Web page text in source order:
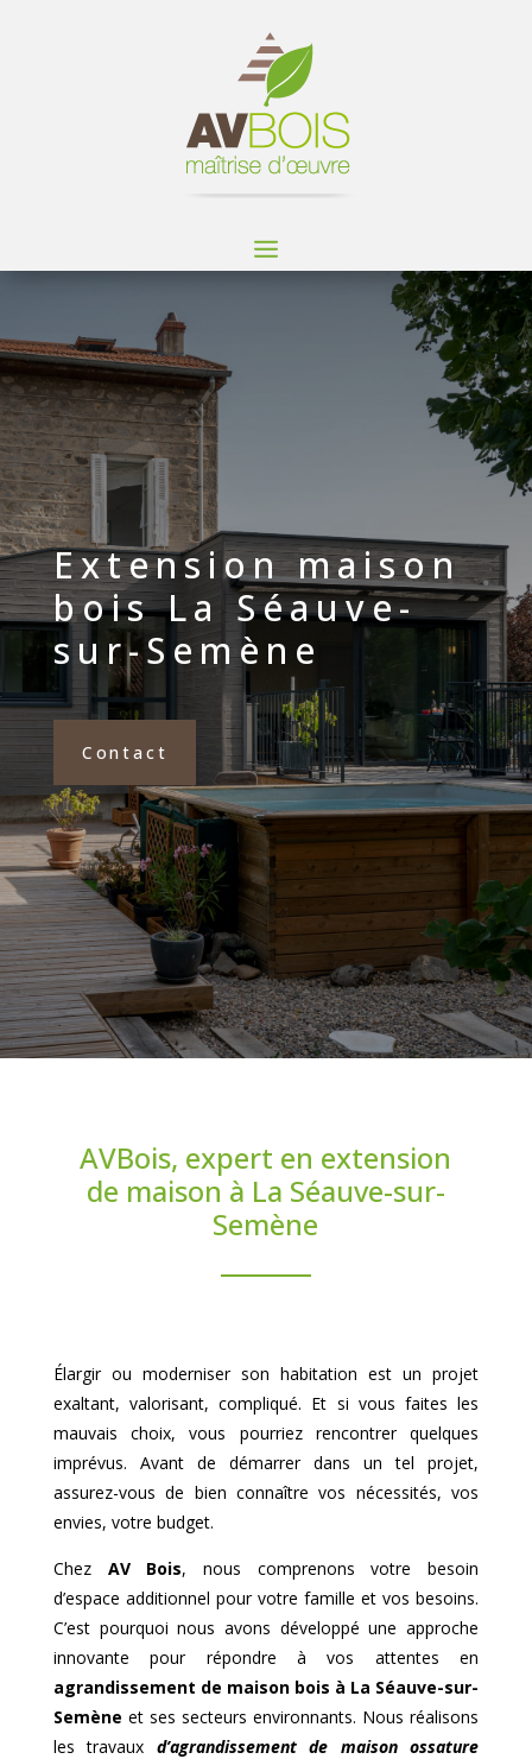
Extension maison
bois La Séauve-
sur-Semène
Contact
AVBois, expert en extension
de maison à La Séauve-sur-
Semène
Élargir ou moderniser son habitation est un projet
exaltant, valorisant, compliqué. Et si vous faites les
mauvais choix, vous pourriez rencontrer quelques
imprévus. Avant de démarrer dans un tel projet,
assurez-vous de bien connaître vos nécessités, vos
envies, votre budget.
Chez AV Bois, nous comprenons votre besoin
d’espace additionnel pour votre famille et vos besoins.
C’est pourquoi nous avons développé une approche
innovante pour répondre à vos attentes en
agrandissement de maison bois à La Séauve-sur-
Semène et ses secteurs environnants. Nous réalisons
les travaux d’agrandissement de maison ossature